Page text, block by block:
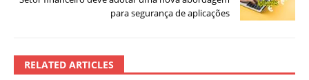
para segurança de aplicações
RELATED ARTICLES